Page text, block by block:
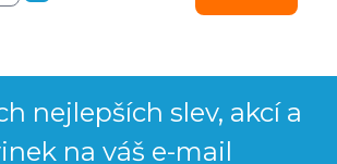
nejlepších slev, akcí a
na váš e-mail